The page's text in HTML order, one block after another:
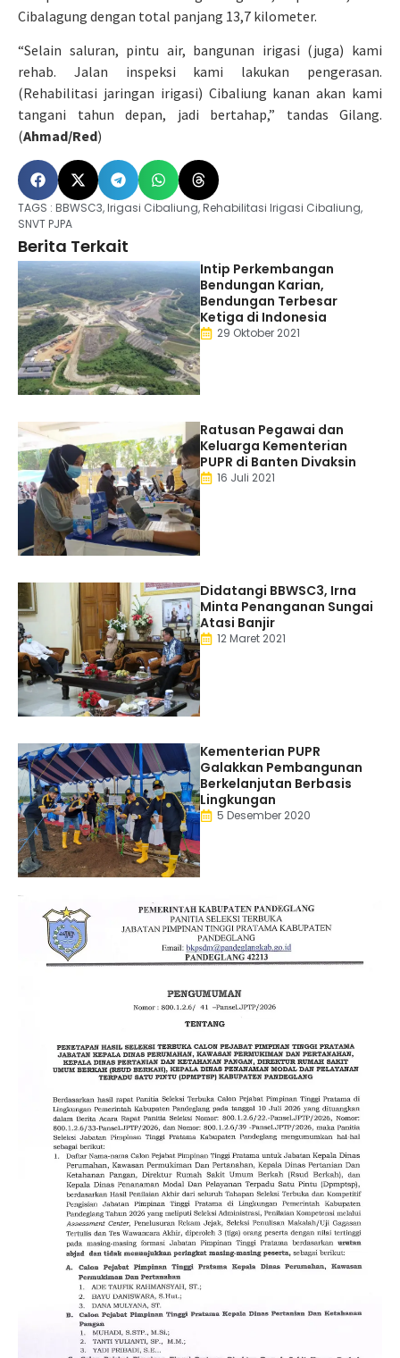
Cibalagung dengan total panjang 13,7 kilometer.
“Selain saluran, pintu air, bangunan irigasi (juga) kami
rehab. Jalan inspeksi kami lakukan pengerasan.
(Rehabilitasi jaringan irigasi) Cibaliung kanan akan kami
tangani tahun depan, jadi bertahap,” tandas Gilang.
(Ahmad/Red)
TAGS : BBWSC3,Irigasi Cibaliung,Rehabilitasi Irigasi Cibaliung,
SNVT PJPA
Berita Terkait
Intip Perkembangan
Bendungan Karian,
Bendungan Terbesar
Ketiga di Indonesia
29 Oktober 2021
Ratusan Pegawai dan
Keluarga Kementerian
PUPR di Banten Divaksin
16 Juli 2021
Didatangi BBWSC3, Irna
Minta Penanganan Sungai
Atasi Banjir
12 Maret 2021
Kementerian PUPR
Galakkan Pembangunan
Berkelanjutan Berbasis
Lingkungan
5 Desember 2020